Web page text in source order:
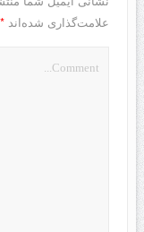
علامت‌گذاری شده‌اند *